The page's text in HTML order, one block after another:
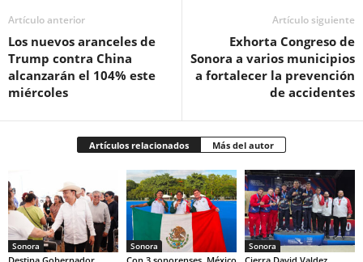
Artículo anterior
Los nuevos aranceles de
Trump contra China
alcanzarán el 104% este
miércoles
Artículo siguiente
Exhorta Congreso de
Sonora a varios municipios
a fortalecer la prevención
de accidentes
Artículos relacionados Más del autor
Sonora
Destina Gobernador
Sonora
Con 3 sonorenses, México
Sonora
Cierra David Valdez